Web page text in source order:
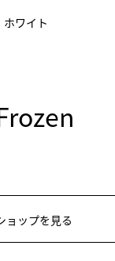
ホワイト
ョップを見る